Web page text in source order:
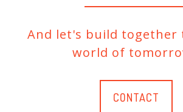
And let's build together
world of
CONTACT